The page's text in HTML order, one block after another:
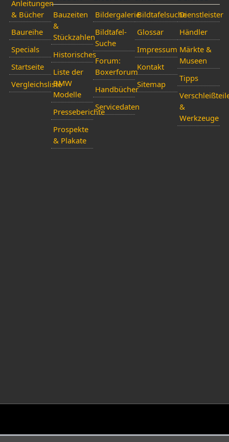
Anleitungen
& Bücher
Baureihe
Specials
Startseite
Vergleichsliste
Bauzeiten
&
Stückzahlen
Historisches
Liste der
BMW
Modelle
Presseberichte
Prospekte
& Plakate
Bildergalerie
Bildtafel-
Suche
Forum:
Boxerforum
Handbücher
Servicedaten
Bildtafelsuche
Glossar
Impressum
Kontakt
Sitemap
Dienstleister
Händler
Märkte &
Museen
Tipps
&
Werkzeuge